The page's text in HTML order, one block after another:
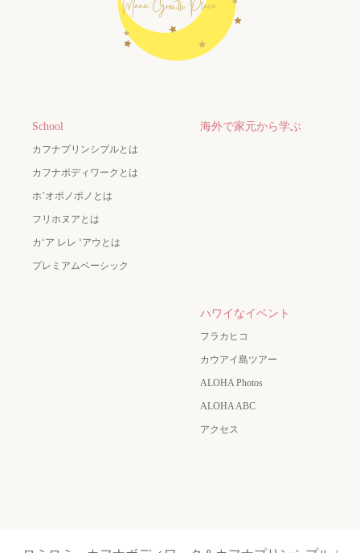
School
カフナプリンシプルとは
カフナボディワークとは
ホ’オポノポノとは
フリホヌアとは
カʻア レレ ʻアウとは
プレミアムベーシック
海外で家元から学ぶ
ハワイなイベント
フラカヒコ
カウアイ島ツアー
ALOHA Photos
ALOHA ABC
アクセス